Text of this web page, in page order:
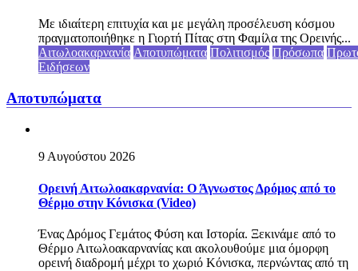
Με ιδιαίτερη επιτυχία και με μεγάλη προσέλευση κόσμου
πραγματοποιήθηκε η Γιορτή Πίτας στη Φαμίλα της Ορεινής...
Αιτωλοακαρνανία Αποτυπώματα Πολιτισμός Πρόσωπα
Ειδήσεων
Αποτυπώματα
9 Αυγούστου 2026
Ορεινή Αιτωλοακαρνανία: Ο Άγνωστος Δρόμος από το
Θέρμο στην Κόνισκα (Video)
Ένας Δρόμος Γεμάτος Φύση και Ιστορία. Ξεκινάμε από το
Θέρμο Αιτωλοακαρνανίας και ακολουθούμε μια όμορφη
ορεινή διαδρομή μέχρι το χωριό Κόνισκα, περνώντας από τη